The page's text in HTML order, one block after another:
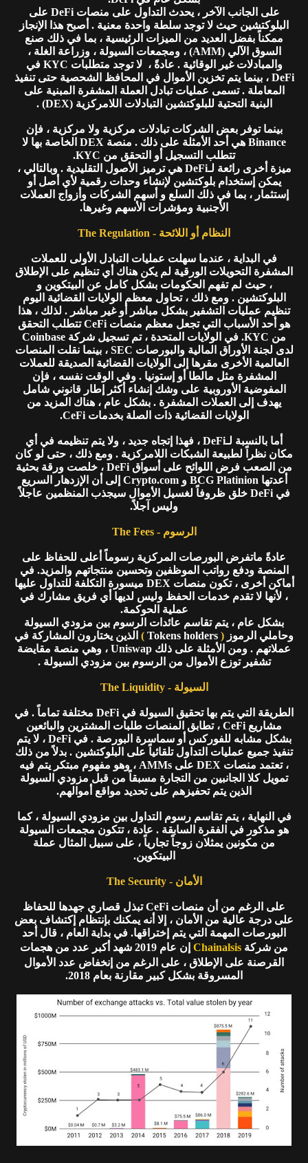
على الجانب الآخر ، يحدث التداول على منصات DeFi على
البلوكتشين حيث لا توجد سلطة واحدة معنية . أصبح هذا الإنجاز
ممكناً بفضل العديد من الميزات الرئيسية ، بما في ذلك صنع
السوق الآلي (AMM) ، ومجمعات السيولة ، وزراعة الغلة ،
والمبادلات غير الوقائية . عادةً ، لا توجد متطلبات KYC في
DeFi ، بينما يتم تخزين الأموال في المحافظ الشحصية حتى تنفيذ
المعاملة . تسمى عمليات تبادل العملة المشفرة المبنية على
البنية التحتية للبلوكتشين التبادلات اللامركزية (DEX) .
بينما توفر بعض الشركات تبادلات مركزية ولا مركزية ، فإن
Binance هي أحد الأمثلة على ذلك . منصة DEX الخاصة بها لا
تتطلب التسجيل أو التحقق من KYC.
ميزة أخرى رائعة لـDeFi هي ترميز الأصول التقليدية . وبالتالي ،
يمكن إستخدام بلوكتشين لإنشاء وحدات رقمية لأي أصل أو
إستثمار ، بما في ذلك السلع و أسهم الشركات وأزواج العملات
الأجنبية ومؤشرات الأسهم وغيرها.
النظام أو اللائحة - The Regulation
في البداية ، عندما سهلت عمليات التبادل الأولى للعملات
المشفرة التحويلات الورقية لم يكن هناك أي تنظيم على الإطلاق
، حيث لم تفهم الحكومات بشكل كامل عن البيتكوين و
البلوكتشين . ومع ذلك ، تحاول معظم الولايات القضائية اليوم
تنظيم عمليات التشفير بشكل مباشر أو غير مباشر . لذلك ، هذا
هو أحد الأسباب التي تجعل معظم منصات CeFi تتطلب التحقق
من KYC. في الولايات المتحدة ، تم تسجيل شركة Coinbase
لدى لجنة الأوراق المالية والبورصات SEC ، بينما نقلت المنصات
العالمية الأخرى مقرها إلى الولايات القضائية الصديقة للعملات
المشفرة مثل مالطا أو إستونيا . وفي الوقت نفسه ، فإن
المفوضية الأوروبية على وشك إنشاء أكثر إطار قانوني شامل
يهدف إلى العملات المشفرة . بشكل عام ، هناك المزيد من
الولايات القضائية ذات الصلة بخدمات CeFi.
أما بالنسبة لـDeFi ، فهذا إتجاه جديد ، ولا يتم تنظيمه في أي
مكان نظراً لطبيعة الشبكات اللامركزية . ومع ذلك ، حتى لو كان
من الصعب فرض اللوائح على أسواق DeFi ، خلصت ورقة بحثية
أعدتها BCG Platinion و Crypto.com إلى أن الإزدهار السريع
في DeFi خلق ظروفاً لغسيل الأموال سيجذب المنظمين عاجلاً
وليس آجلاً.
الرسوم - The Fees
عادةً ماتفرض البورصات المركزية رسوماً أعلى للحفاظ على
المنصة ودفع رواتب الموظفين وتحسين منتجاتهم والمزيد. في
أماكن أخرى ، تكون منصات DEX ميسورة التكلفة للتداول عليها
، لأنها لا تقدم خدمات الحفظ وليس لديها أي فريق مشارك في
عملية الحوكمة.
بشكل عام ، يتم تقاسم عائدات الرسوم بين مزودي السيولة
وحاملي الرموز (
) الذين يختارون المشاركة في
عملاتهم . ومن الأمثلة على ذلك Uniswap ، وهي منصة مقايضة
تشفير توزع الأموال من الرسوم بين مزودي السيولة .
السيولة - The Liquidity
الطريقة التي يتم بها تحقيق السيولة في DeFi مختلفة تماماً . في
مشاريع CeFi ، تطابق المنصات طلبات المشترين والبائعين
بشكل مشابه للفوركس أو سماسرة البورصة . في DeFi ، لا يتم
تنفيذ جميع عمليات التداول تلقائياً على البلوكتشين . بدلاً من ذلك
، تعتمد منصات DEX على AMMs ، وهو مفهوم مبتكر يتم فيه
تمويل كلا الجانبين من التجارة مسبقاً من قبل مزودي السيولة
الذين يتم تحفيزهم على تحديد مواقع أموالهم.
في النهاية ، يتم تقاسم رسوم التداول بين مزودي السيولة ، كما
هو مذكور في الفقرة السابقة . عادة ، تتكون مجمعات السيولة
من مكونين يمثلان زوجاً تجارياً ، على سبيل المثال عملة
البيتكوين.
الأمان - The Security
على الرغم من أن منصات CeFi تبذل قصاري جهدها للحفاظ
على درجة عالية من الأمان ، إلا أنه يمكنك بإنتظام إكتشاف بعض
البورصات المهمة التي يتم إختراقها. في بداية العام ، قال أحد
من شركة Chainalsis
إن عام 2019 شهد أكبر عدد من هجمات
القرصنة على الإطلاق ، على الرغم من إنخفاض عدد الأموال
المسروقة بشكل كبير مقارنة بعام 2018.